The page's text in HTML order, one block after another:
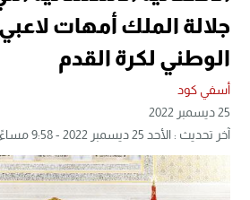
جلالة الملك أمهات
الوطني لكرة القدم
أسفي كود
25 ديسمبر 2022
آخر تحديث : الأحد 25 ديسمبر 2022 - 9:58 مساءً